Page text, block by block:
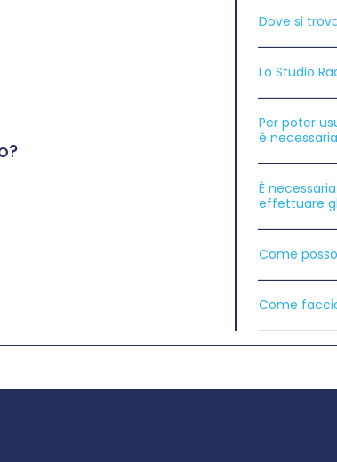
Dove si
Lo Studio
Per poter
è
È
effettuare
Come
Come